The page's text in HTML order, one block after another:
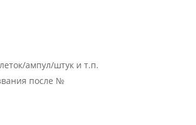
ампул/штук и т.п.
после №